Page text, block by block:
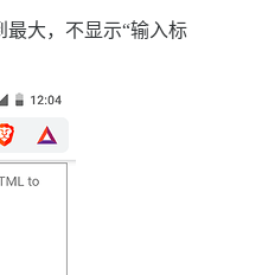
大，不显示“输入标